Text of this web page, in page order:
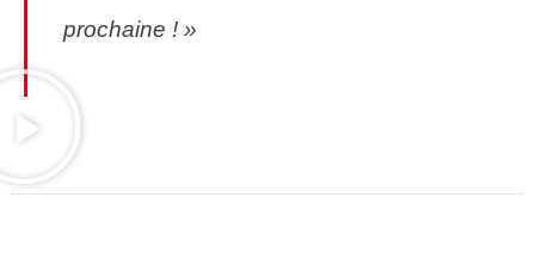
prochaine ! »